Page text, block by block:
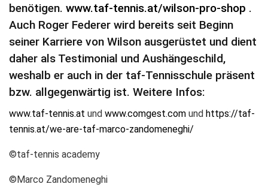
benötigen. www.taf-tennis.at/wilson-pro-shop .
Auch Roger Federer wird bereits seit Beginn
seiner Karriere von Wilson ausgerüstet und dient
daher als Testimonial und Aushängeschild,
weshalb er auch in der taf-Tennisschule präsent
bzw. allgegenwärtig ist. Weitere Infos:
www.taf-tennis.at und www.comgest.com und https://taf-
tennis.at/we-are-taf-marco-zandomeneghi/
©taf-tennis academy
©Marco Zandomeneghi